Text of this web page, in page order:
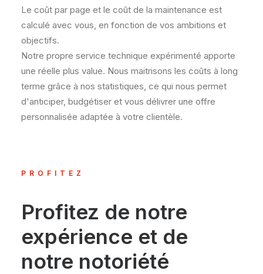
Le coût par page et le coût de la maintenance est
calculé avec vous, en fonction de vos ambitions et
objectifs.
Notre propre service technique expérimenté apporte
une réelle plus value. Nous maitrisons les coûts à long
terme grâce à nos statistiques, ce qui nous permet
d'anticiper, budgétiser et vous délivrer une offre
personnalisée adaptée à votre clientèle.
PROFITEZ
Profitez de notre
expérience et de
notre notoriété